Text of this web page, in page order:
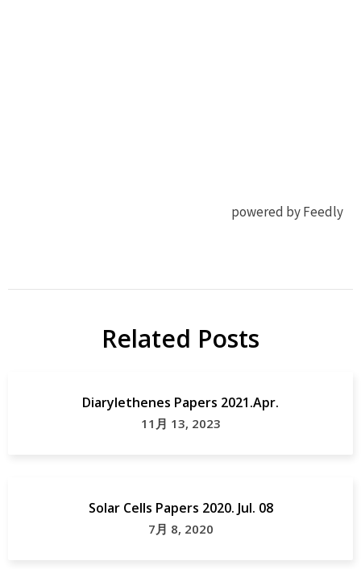
powered by Feedly
Related Posts
Diarylethenes Papers 2021.Apr.
11月 13, 2023
Solar Cells Papers 2020. Jul. 08
7月 8, 2020